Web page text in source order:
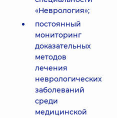
«Неврология»;
постоянный
мониторинг
доказательных
методов
лечения
неврологических
заболеваний
среди
медицинской